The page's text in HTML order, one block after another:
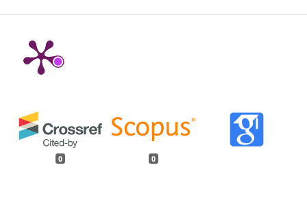
0 0